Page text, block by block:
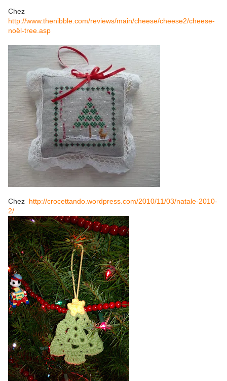
Chez
http://www.thenibble.com/reviews/main/cheese/cheese2/cheese-
noël-tree.asp
Chez http://crocettando.wordpress.com/2010/11/03/natale-2010-
2/